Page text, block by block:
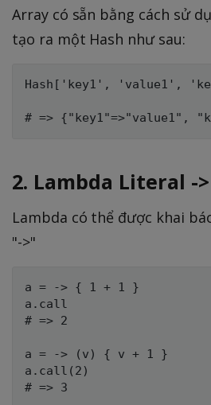
Array có sẵn bằng cách sử
tạo ra một Hash như sau:
Hash['key1', 'value1',
2. Lambda Literal ->
Lambda có thể được khai
"->"
a = -> { 1 + 1 }
a.call
# => 2
a = -> (v) { v + 1 }
a.call(2)